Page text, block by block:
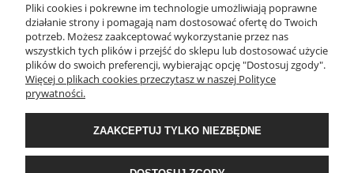
POMOC
MOJE KONTO
PŁATNOŚCI I DOSTAWA
INFORMACJE
Pliki cookies i pokrewne im technologie umożliwiają poprawne
działanie strony i pomagają nam dostosować ofertę do Twoich
potrzeb. Możesz zaakceptować wykorzystanie przez nas
wszystkich tych plików i przejść do sklepu lub dostosować użycie
plików do swoich preferencji, wybierając opcję "Dostosuj zgody".
Więcej o plikach cookies przeczytasz w naszej Polityce
prywatności.
ZAAKCEPTUJ TYLKO NIEZBĘDNE